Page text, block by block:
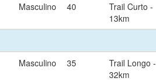
Masculino 40
Trail Curto -
13km
Masculino 35
Trail Longo -
32km